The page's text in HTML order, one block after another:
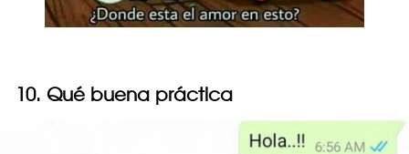
10. Qué buena práctica